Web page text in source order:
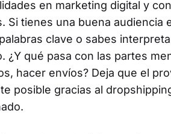
en marketing digital y
Si tienes una buena audiencia
clave o sabes
¿Y qué pasa con las partes
hacer envíos? Deja que el
posible gracias al